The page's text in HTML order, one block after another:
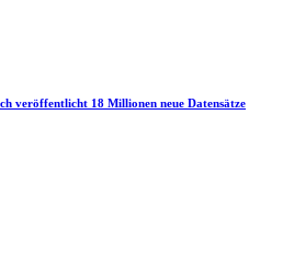
veröffentlicht 18 Millionen neue Datensätze